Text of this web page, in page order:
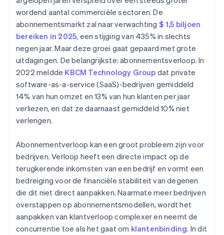
wordend aantal commerciële sectoren. De
abonnementsmarkt zal naar verwachting $ 1,5 biljoen
bereiken in 2025, een stijging van 435% in slechts
negen jaar. Maar deze groei gaat gepaard met grote
uitdagingen. De belangrijkste: abonnementsverloop. In
2022 meldde KBCM Technology Group dat private
software-as-a-service (SaaS)-bedrijven gemiddeld
14% van hun omzet en 13% van hun klanten per jaar
verliezen, en dat ze daarnaast gemiddeld 10% niet
verlengen.
Abonnementverloop kan een groot probleem zijn voor
bedrijven. Verloop heeft een directe impact op de
terugkerende inkomsten van een bedrijf en vormt een
bedreiging voor de financiële stabiliteit van degenen
die dit niet direct aanpakken. Naarmate meer bedrijven
overstappen op abonnementsmodellen, wordt het
aanpakken van klantverloop complexer en neemt de
concurrentie toe als het gaat om klantenbinding. In dit